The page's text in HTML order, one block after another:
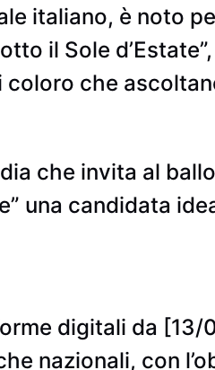
italiano, è noto
il Sole
coloro che
che invita al
una candidata
digitali da
nazionali, con